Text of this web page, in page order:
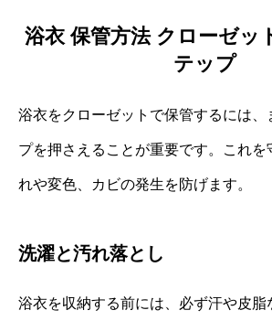
浴衣 保管方法 クローゼッ
テップ
浴衣をクローゼットで保管するには、
プを押さえることが重要です。これを
れや変色、カビの発生を防げます。
洗濯と汚れ落とし
浴衣を収納する前には、必ず汗や皮脂